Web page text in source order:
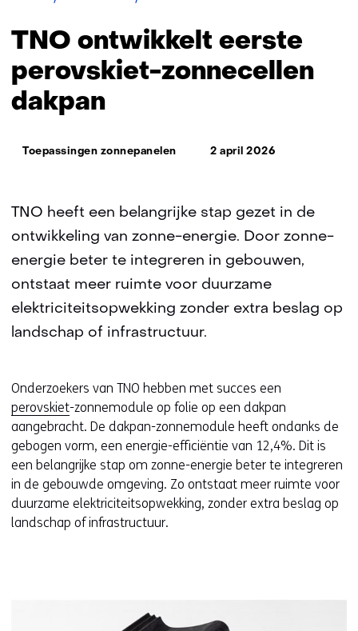
eerste
perovskiet-
zonnecellen
dakpan
TNO ontwikkelt eerste
perovskiet-zonnecellen
dakpan
Thema:
Toepassingen zonnepanelen 2 april 2026
TNO heeft een belangrijke stap gezet in de
ontwikkeling van zonne-energie. Door zonne-
energie beter te integreren in gebouwen,
ontstaat meer ruimte voor duurzame
elektriciteitsopwekking zonder extra beslag op
landschap of infrastructuur.
Onderzoekers van TNO hebben met succes een
perovskiet-zonnemodule op folie op een dakpan
aangebracht. De dakpan-zonnemodule heeft ondanks de
gebogen vorm, een energie-efficiëntie van 12,4%. Dit is
een belangrijke stap om zonne-energie beter te integreren
in de gebouwde omgeving. Zo ontstaat meer ruimte voor
duurzame elektriciteitsopwekking, zonder extra beslag op
landschap of infrastructuur.